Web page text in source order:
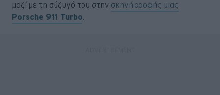
μαζί με τη σύζυγό του στην σκηνή οροφής μιας
Porsche 911 Turbo.